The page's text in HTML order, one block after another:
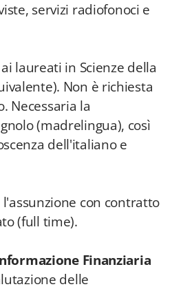
servizi radiofonoci e
laureati in Scienze della
Non è richiesta
Necessaria la
(madrelingua), così
dell'italiano e
con contratto
(full time).
Finanziaria
delle